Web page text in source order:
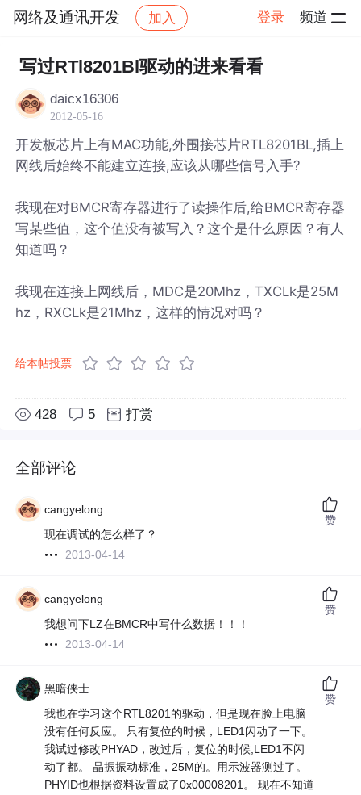
网络及通讯开发 加入 登录 频道
社区 网络及通讯开发 帖子详情
写过RTl8201Bl驱动的进来看看
daicx16306
2012-05-16
开发板芯片上有MAC功能,外围接芯片RTL8201BL,插上
网线后始终不能建立连接,应该从哪些信号入手?
我现在对BMCR寄存器进行了读操作后,给BMCR寄存器
写某些值，这个值没有被写入？这个是什么原因？有人
知道吗？
我现在连接上网线后，MDC是20Mhz，TXCLk是25M
hz，RXCLk是21Mhz，这样的情况对吗？
给本帖投票
428 5 打赏
全部评论
cangyelong
现在调试的怎么样了？
2013-04-14
赞
cangyelong
我想问下LZ在BMCR中写什么数据！！！
2013-04-14
赞
黑暗侠士
我也在学习这个RTL8201的驱动，但是现在脸上电脑
没有任何反应。 只有复位的时候，LED1闪动了一下。
我试过修改PHYAD，改过后，复位的时候,LED1不闪
动了都。 晶振振动标准，25M的。用示波器测过了。
PHYID也根据资料设置成了0x00008201。 现在不知道
赞